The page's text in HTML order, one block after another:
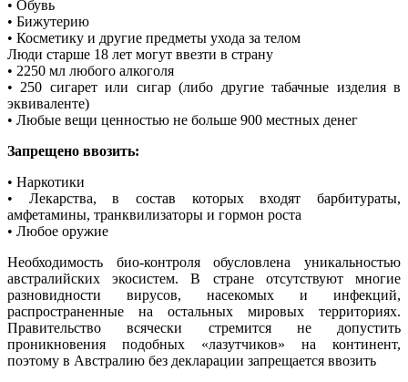
• Обувь
• Бижутерию
• Косметику и другие предметы ухода за телом
Люди старше 18 лет могут ввезти в страну
• 2250 мл любого алкоголя
• 250 сигарет или сигар (либо другие табачные изделия в
эквиваленте)
• Любые вещи ценностью не больше 900 местных денег
Запрещено ввозить:
• Наркотики
• Лекарства, в состав которых входят барбитураты,
амфетамины, транквилизаторы и гормон роста
• Любое оружие
Необходимость био-контроля обусловлена уникальностью
австралийских экосистем. В стране отсутствуют многие
разновидности вирусов, насекомых и инфекций,
распространенные на остальных мировых территориях.
Правительство всячески стремится не допустить
проникновения подобных «лазутчиков» на континент,
поэтому в Австралию без декларации запрещается ввозить